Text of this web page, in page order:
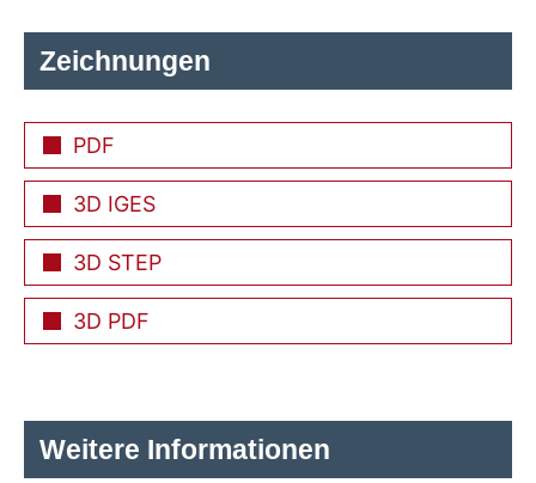
Zeichnungen
PDF
3D IGES
3D STEP
3D PDF
Weitere Informationen